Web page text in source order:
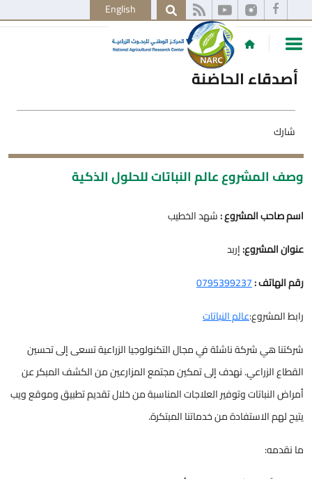
English
أصدقاء الحاضنة
شارك
وصف المشروع عالم النباتات للحلول الذكية
اسم صاحب المشروع :شهد الخطيب
عنوان المشروع:إربد
رقم الهاتف :0795399237
رابط المشروع:عالم النباتات
شركتنا هي شركة ناشئة في مجال التكنولوجيا الزراعية تسعى إلى تحسين
القطاع الزراعي. نهدف إلى تمكين مجتمع المزارعين من الكشف المبكر عن
أمراض النباتات وتوفير العلاجات المناسبة من خلال تقديم تطبيق وموقع ويب
يتيح لهم الاستفادة من خدماتنا المبتكرة.
ما نقدمه: